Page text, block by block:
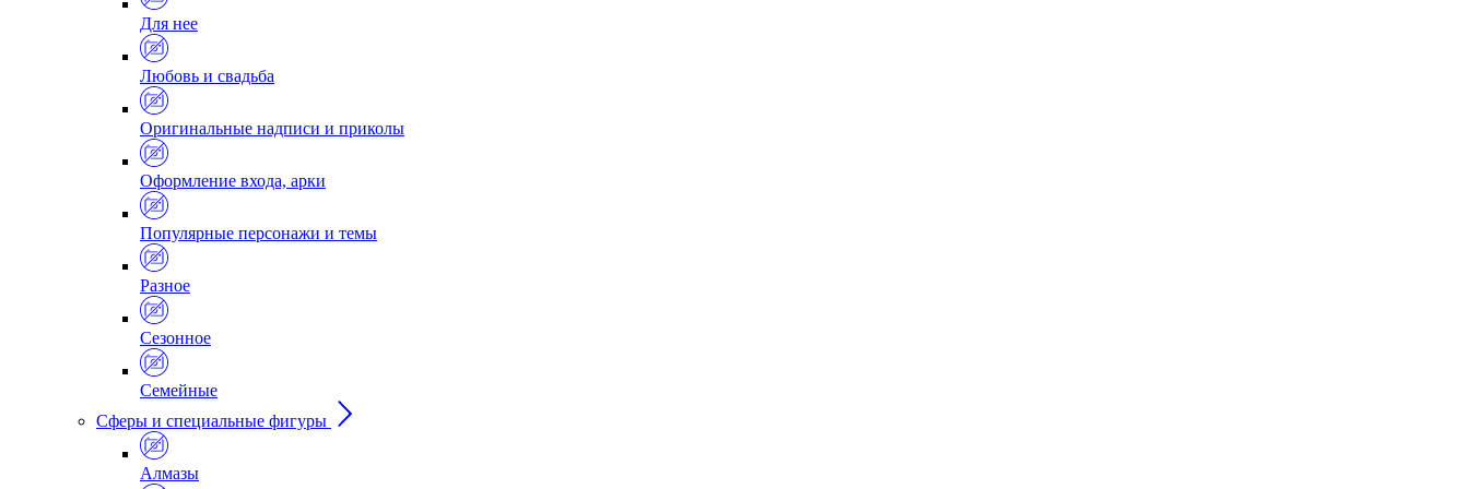
Для нее
Любовь и свадьба
Оригинальные надписи и приколы
Оформление входа, арки
Популярные персонажи и темы
Разное
Сезонное
Семейные
Сферы и специальные фигуры
Алмазы